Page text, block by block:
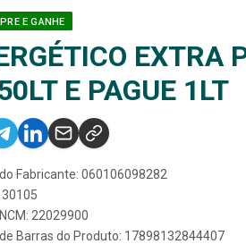
E GANHE
EXTRA
E PAGUE 1LT
Fabricante: 060106098282
22029900
Barras do Produto: 17898132844407